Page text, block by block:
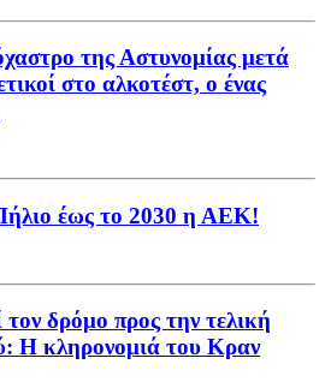
της Αστυνομίας μετά
στο αλκοτέστ, ο ένας
έως το 2030 η ΑΕΚ!
δρόμο προς την τελική
Η κληρονομιά του Κραν